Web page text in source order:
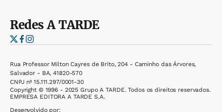
RedesA TARDE
Rua Professor Milton Cayres de Brito, 204 - Caminho das Árvores,
Salvador - BA, 41820-570
CNPJ nº 15.111.297/0001-30
Copyright © 1996 - 2025 Grupo A TARDE. Todos os direitos reservados.
EMPRESA EDITORA A TARDE S.A.
Desenvolvido por: